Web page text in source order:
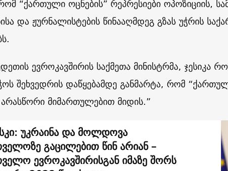
“ქართული ოცნების” რეპრესიები ოპოზიციის,
და ჟურნალისტების წინააღმდეგ გზას უჭრის
ევროკავშირის საქმეთა მინისტრმა, ჯესიკა
შეხვედრის დაწყებამდე განმარტა, რომ
არასწორი მიმართულებით მიდის.”
უკრაინა და მოლდოვა
გაცილებით წინ არიან –
ევროკავშირისგან იმაზე შორს